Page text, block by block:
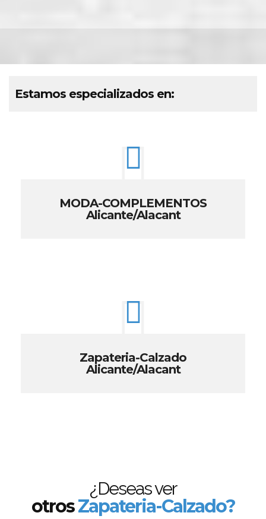
Estamos especializados en:
MODA-COMPLEMENTOS
Alicante/Alacant
Zapateria-Calzado
Alicante/Alacant
¿Deseas ver
otrosZapateria-Calzado?